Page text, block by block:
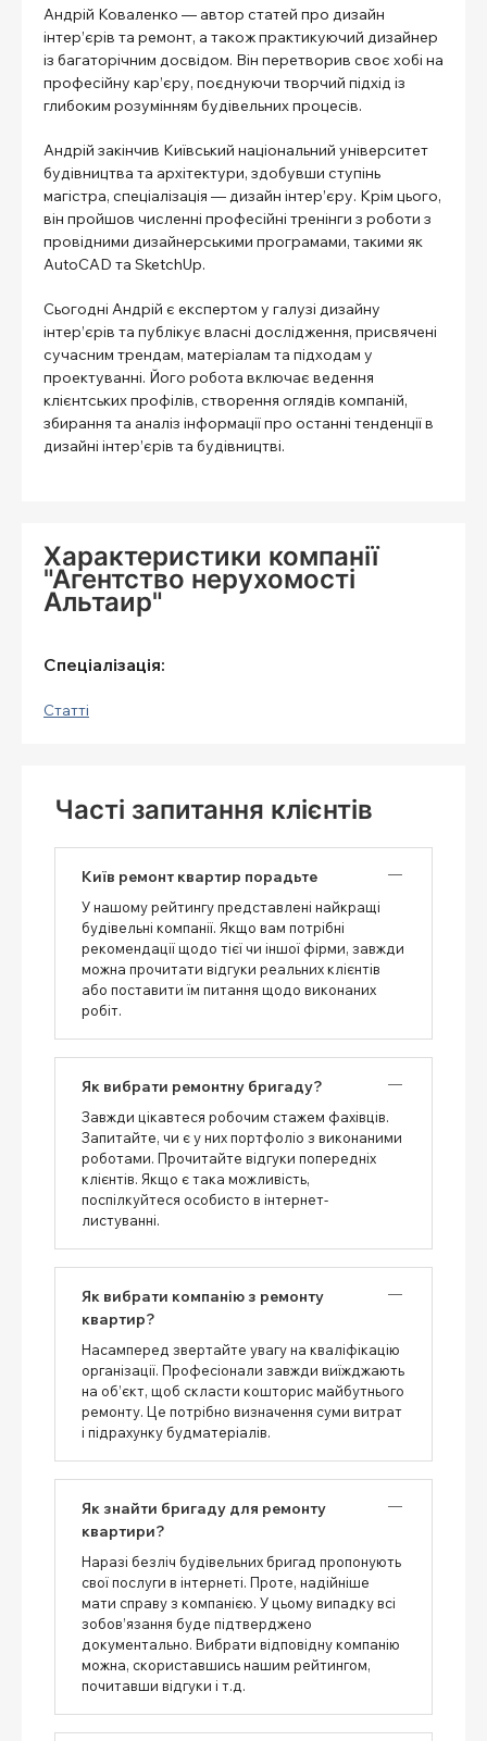
Андрій Коваленко — автор статей про дизайн
інтер’єрів та ремонт, а також практикуючий дизайнер
із багаторічним досвідом. Він перетворив своє хобі на
професійну кар’єру, поєднуючи творчий підхід із
глибоким розумінням будівельних процесів.
Андрій закінчив Київський національний університет
будівництва та архітектури, здобувши ступінь
магістра, спеціалізація — дизайн інтер’єру. Крім цього,
він пройшов численні професійні тренінги з роботи з
провідними дизайнерськими програмами, такими як
AutoCAD та SketchUp.
Сьогодні Андрій є експертом у галузі дизайну
інтер’єрів та публікує власні дослідження, присвячені
сучасним трендам, матеріалам та підходам у
проектуванні. Його робота включає ведення
клієнтських профілів, створення оглядів компаній,
збирання та аналіз інформації про останні тенденції в
дизайні інтер’єрів та будівництві.
Характеристики компанії
"Агентство нерухомості
Альтаир"
Спеціалізація:
Статті
Часті запитання клієнтів
Київ ремонт квартир порадьте
У нашому рейтингу представлені найкращі
будівельні компанії. Якщо вам потрібні
рекомендації щодо тієї чи іншої фірми, завжди
можна прочитати відгуки реальних клієнтів
або поставити їм питання щодо виконаних
робіт.
Як вибрати ремонтну бригаду?
Завжди цікавтеся робочим стажем фахівців.
Запитайте, чи є у них портфоліо з виконаними
роботами. Прочитайте відгуки попередніх
клієнтів. Якщо є така можливість,
поспілкуйтеся особисто в інтернет-
листуванні.
Як вибрати компанію з ремонту
квартир?
Насамперед звертайте увагу на кваліфікацію
організації. Професіонали завжди виїжджають
на об’єкт, щоб скласти кошторис майбутнього
ремонту. Це потрібно визначення суми витрат
і підрахунку будматеріалів.
Як знайти бригаду для ремонту
квартири?
Наразі безліч будівельних бригад пропонують
свої послуги в інтернеті. Проте, надійніше
мати справу з компанією. У цьому випадку всі
зобов’язання буде підтверджено
документально. Вибрати відповідну компанію
можна, скориставшись нашим рейтингом,
почитавши відгуки і т.д.